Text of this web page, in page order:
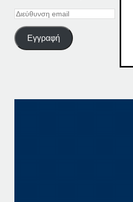
Διεύθυνση
Εγγραφή